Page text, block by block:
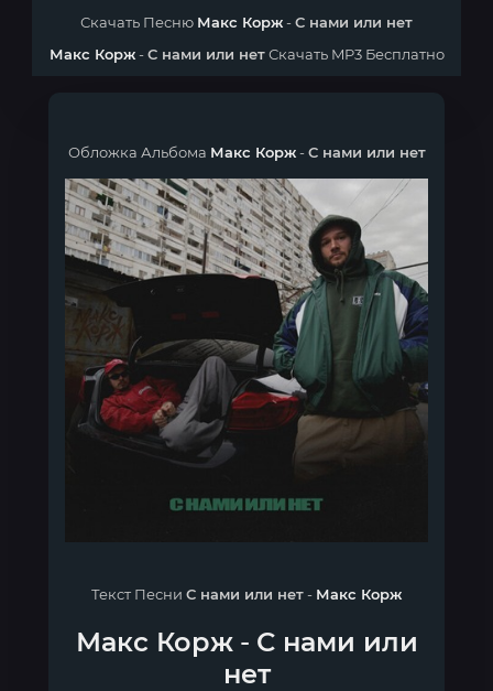
Скачать Песню Макс Корж-С нами или нет
Макс Корж-С нами или нетСкачать MP3 Бесплатно
Обложка Альбома Макс Корж-С нами или нет
Текст Песни С нами или нет- Макс Корж
Макс Корж- С нами или
нет